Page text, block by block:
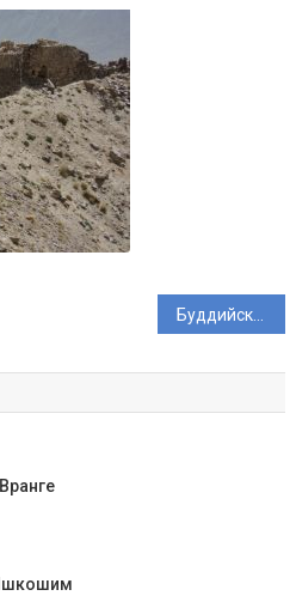
Буддийский монастырь во Вранге
Ишкошим